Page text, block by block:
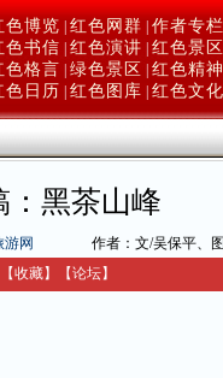
色博览 红色网群 作者专栏
色书信 红色演讲 红色景区
色格言 绿色景区
红色精神
色日历 红色图库 红色文化
：黑茶山峰
网
作者：文/吴保平、
【收藏】 【论坛】